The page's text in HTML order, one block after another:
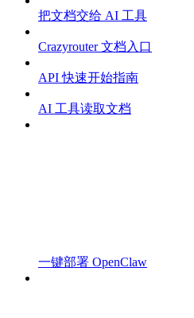
把文档交给 AI 工具
Crazyrouter 文档入口
API 快速开始指南
AI 工具读取文档
一键部署 OpenClaw